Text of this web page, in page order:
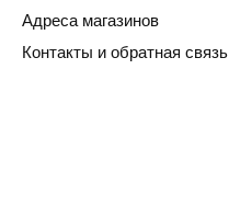
Адреса магазинов
Контакты и обратная связь